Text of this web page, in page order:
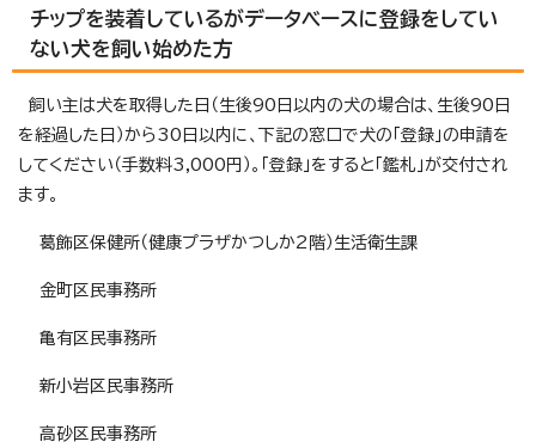
チップを装着しているがデータベースに登録をしてい
ない犬を飼い始めた方
飼い主は犬を取得した日（生後90日以内の犬の場合は、生後90日
を経過した日）から30日以内に、下記の窓口で犬の「登録」の申請を
してください（手数料3,000円）。「登録」をすると「鑑札」が交付され
ます。
葛飾区保健所（健康プラザかつしか2階）生活衛生課
金町区民事務所
亀有区民事務所
新小岩区民事務所
高砂区民事務所